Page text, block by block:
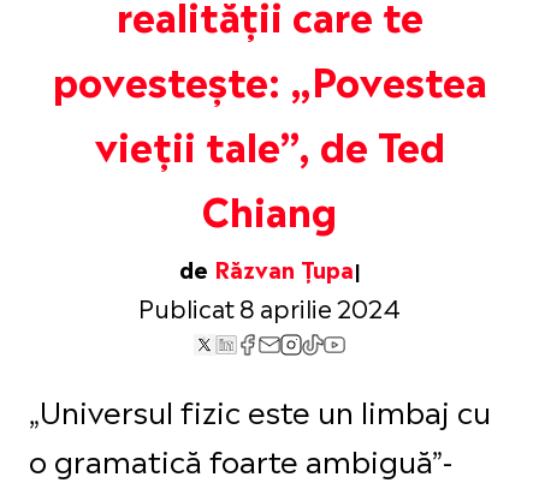
realității care te
povestește: „Povestea
vieții tale”, de Ted
Chiang
de Răzvan Țupa
Publicat 8 aprilie 2024
„Universul fizic este un limbaj cu
o gramatică foarte ambiguă”-